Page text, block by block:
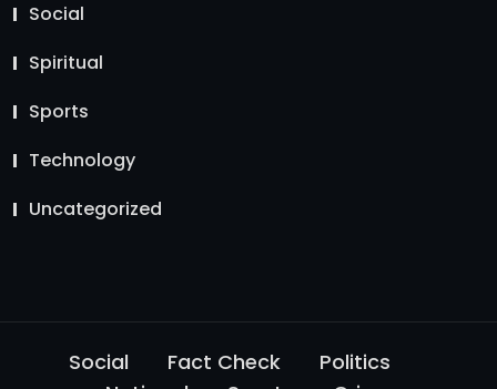
Social
Spiritual
Sports
Technology
Uncategorized
Social Fact Check
Politics